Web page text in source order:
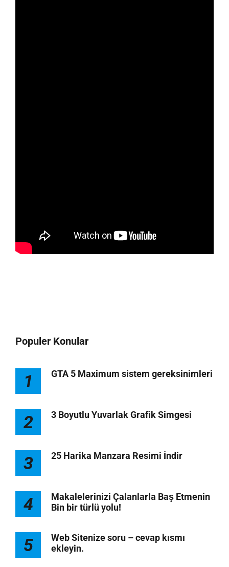
Populer Konular
1 GTA 5 Maximum sistem gereksinimleri
2 3 Boyutlu Yuvarlak Grafik Simgesi
3 25 Harika Manzara Resimi İndir
4
Makalelerinizi Çalanlarla Baş Etmenin
Bin bir türlü yolu!
5
Web Sitenize soru – cevap kısmı
ekleyin.